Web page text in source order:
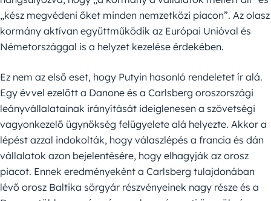
„kész megvédeni őket minden nemzetközi piacon”. Az olasz
kormány aktívan együttműködik az Európai Unióval és
Németországgal is a helyzet kezelése érdekében.
Ez nem az első eset, hogy Putyin hasonló rendeletet ír alá.
Egy évvel ezelőtt a Danone és a Carlsberg oroszországi
leányvállalatainak irányítását ideiglenesen a szövetségi
vagyonkezelő ügynökség felügyelete alá helyezte. Akkor a
lépést azzal indokolták, hogy válaszlépés a francia és dán
vállalatok azon bejelentésére, hogy elhagyják az orosz
piacot. Ennek eredményeként a Carlsberg tulajdonában
lévő orosz Baltika sörgyár részvényeinek nagy része és a